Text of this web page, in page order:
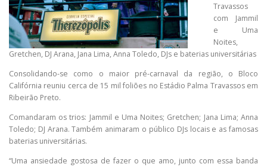
Travassos
com Jammil
e Uma
Noites,
Gretchen, DJ Arana, Jana Lima, Anna Toledo, DJs e baterias universitárias
Consolidando-se como o maior pré-carnaval da região, o Bloco
Califórnia reuniu cerca de 15 mil foliões no Estádio Palma Travassos em
Ribeirão Preto.
Comandaram os trios: Jammil e Uma Noites; Gretchen; Jana Lima; Anna
Toledo; DJ Arana. Também animaram o público DJs locais e as famosas
baterias universitárias.
“Uma ansiedade gostosa de fazer o que amo, junto com essa banda